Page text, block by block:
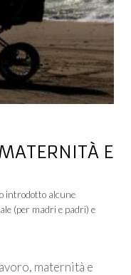
E
introdotto alcune
(per madri e padri) e
, maternità e